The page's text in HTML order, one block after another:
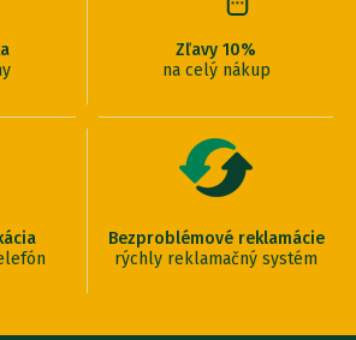
Zľavy 10%
na celý nákup
Bezproblémové reklamácie
rýchly reklamačný systém